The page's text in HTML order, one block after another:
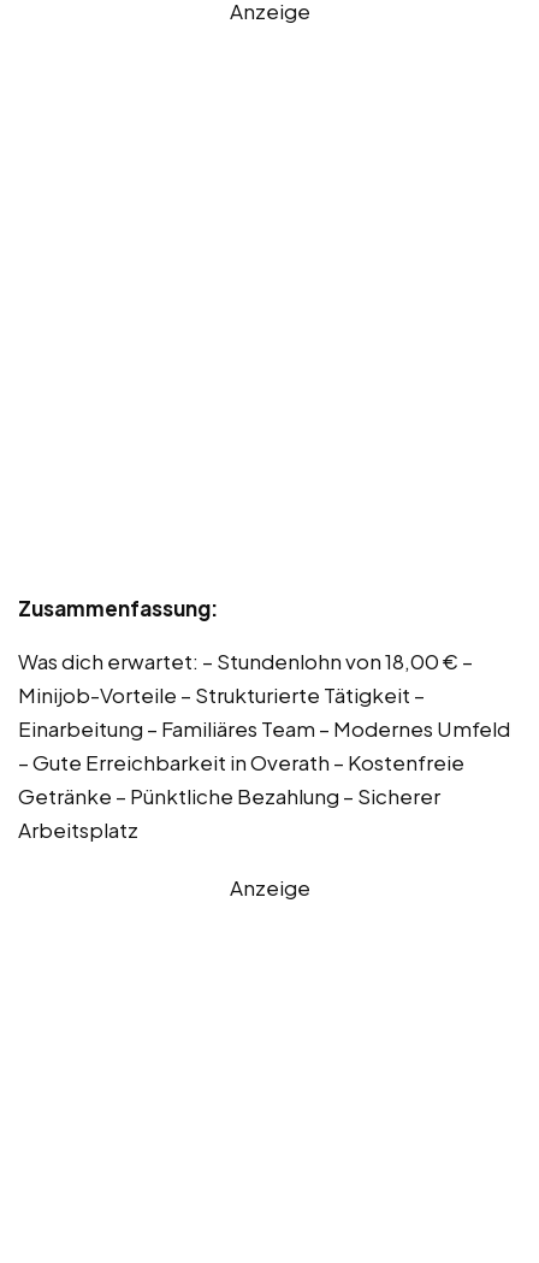
Anzeige
Zusammenfassung:
Was dich erwartet: – Stundenlohn von 18,00 € –
Minijob-Vorteile – Strukturierte Tätigkeit –
Einarbeitung – Familiäres Team – Modernes Umfeld
– Gute Erreichbarkeit in Overath – Kostenfreie
Getränke – Pünktliche Bezahlung – Sicherer
Arbeitsplatz
Anzeige